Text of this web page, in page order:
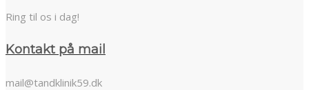
Ring til os i dag!
Kontakt på mail
mail@tandklinik59.dk